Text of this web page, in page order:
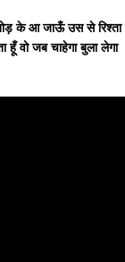
के आ जाऊँ उस से रिश्ता
हूँ वो जब चाहेगा बुला लेगा